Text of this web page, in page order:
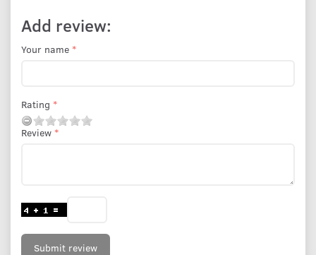
Add review:
Your name
Rating
Review
Submit review